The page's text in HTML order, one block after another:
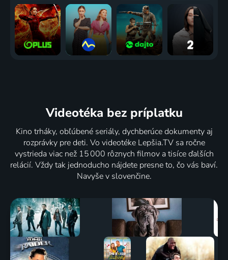
Videotéka bez príplatku
Kino trháky, obľúbené seriály, dychberúce dokumenty aj
rozprávky pre deti. Vo videotéke Lepšia.TV sa ročne
vystrieda viac než 15 000 rôznych filmov a tisíce ďalších
relácií. Vždy tak jednoducho nájdete presne to, čo vás baví.
Navyše v slovenčine.